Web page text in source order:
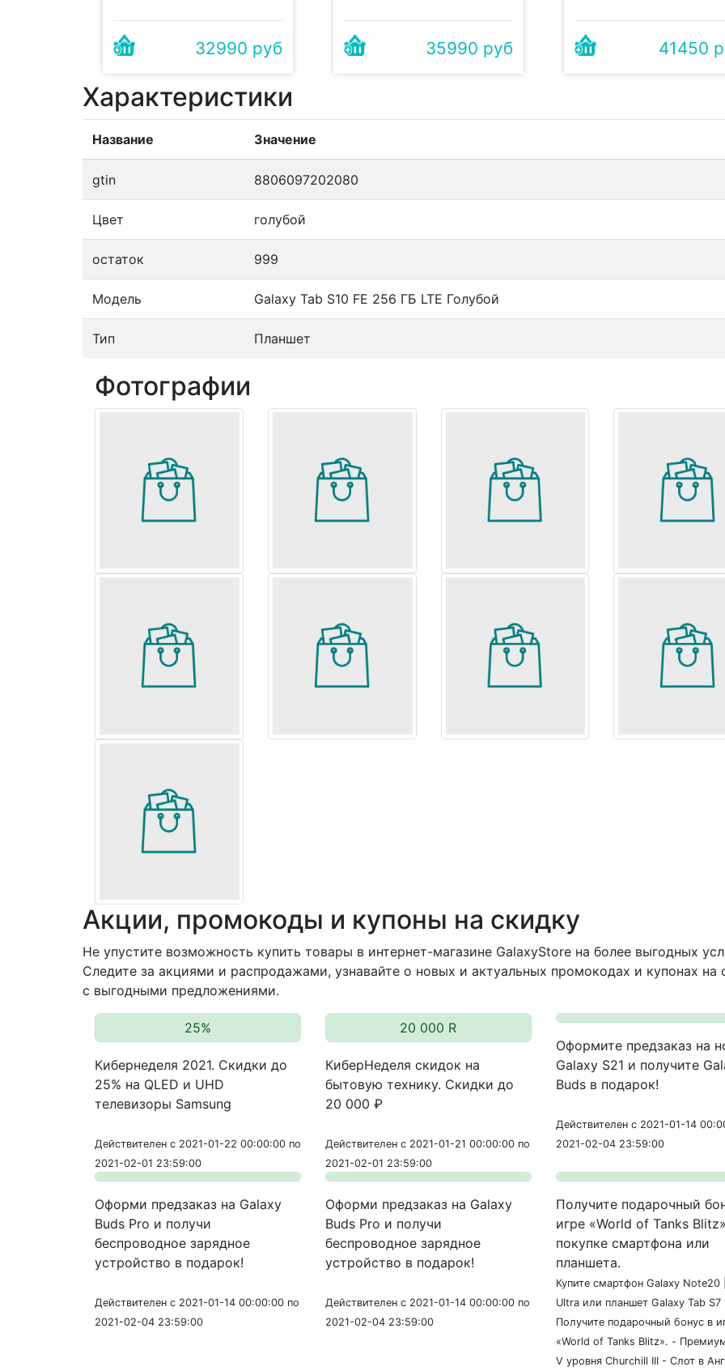
32990 руб 35990 руб 41450
Характеристики
Название Значение
gtin 8806097202080
Цвет голубой
остаток 999
Модель Galaxy Tab S10 FE 256 ГБ LTE Голубой
Тип Планшет
Фотографии
Акции, промокоды и купоны на скидку
Не упустите возможность купить товары в интернет-магазине GalaxyStore на более выгодных
Следите за акциями и распродажами, узнавайте о новых и актуальных промокодах и купонах на
с выгодными предложениями.
25%
Кибернеделя 2021. Скидки до
25% на QLED и UHD
телевизоры Samsung
Действителен с 2021-01-22 00:00:00 по
2021-02-01 23:59:00
20 000 R
КиберНеделя скидок на
бытовую технику. Скидки до
20 000 ₽
Действителен с 2021-01-21 00:00:00 по
2021-02-01 23:59:00
Оформите предзаказ на
Galaxy S21 и получите
Buds в подарок!
Действителен с 2021-01-14
2021-02-04 23:59:00
Оформи предзаказ на Galaxy
Buds Pro и получи
беспроводное зарядное
устройство в подарок!
Действителен с 2021-01-14 00:00:00 по
2021-02-04 23:59:00
Оформи предзаказ на Galaxy
Buds Pro и получи
беспроводное зарядное
устройство в подарок!
Действителен с 2021-01-14 00:00:00 по
2021-02-04 23:59:00
Получите подарочный
игре «World of Tanks
покупке смартфона или
планшета.
Купите смартфон Galaxy Note20
Ultra или планшет Galaxy Tab S7
Получите подарочный бонус в
«World of Tanks Blitz». -
V уровня Churchill III - Слот в